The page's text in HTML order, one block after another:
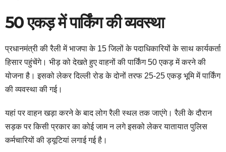
50 एकड़ में पार्किंग की व्यवस्था
प्रधानमंत्री की रैली में भाजपा के 15 जिलों के पदाधिकारियों के साथ कार्यकर्ता
हिसार पहुंचेंगे। भीड़ को देखते हुए वाहनों की पार्किंग 50 एकड़ में करने की
योजना है। इसको लेकर दिल्ली रोड के दोनों तरफ 25-25 एकड़ भूमि में पार्किंग
की व्यवस्था की गई।
यहां पर वाहन खड़ा करने के बाद लोग रैली स्थल तक जाएंगे। रैली के दौरान
सड़क पर किसी प्रकार का कोई जाम न लगे इसको लेकर यातायात पुलिस
कर्मचारियों की ड्यूटियां लगाई गई है।